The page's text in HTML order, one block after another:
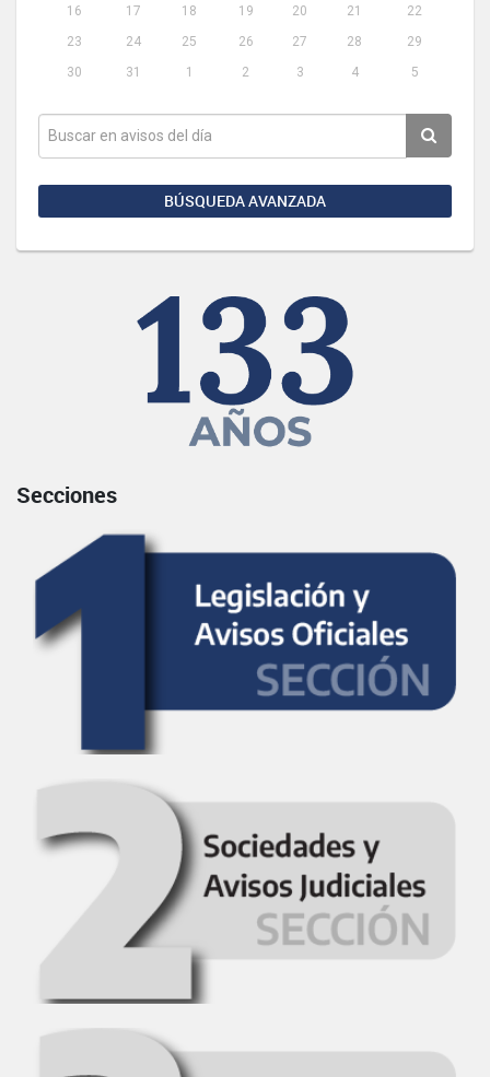
16
17 18 19 20 21
22
23
24 25 26 27 28
29
30
31 1 2 3 4 5
BÚSQUEDA AVANZADA
Secciones